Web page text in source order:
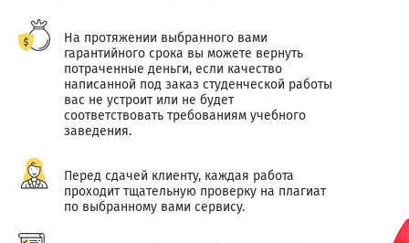
На протяжении выбранного вами
гарантийного срока вы можете вернуть
потраченные деньги, если качество
написанной под заказ студенческой работы
вас не устроит или не будет
соответствовать требованиям учебного
заведения.
Перед сдачей клиенту, каждая работа
проходит тщательную проверку на плагиат
по выбранному вами сервису.